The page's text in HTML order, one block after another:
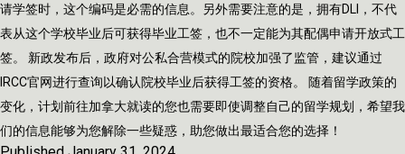
请学签时，这个编码是必需的信息。另外需要注意的是，拥有DLI，不代
表从这个学校毕业后可获得毕业工签，也不一定能为其配偶申请开放式工
签。 新政发布后，政府对公私合营模式的院校加强了监管，建议通过
IRCC官网进行查询以确认院校毕业后获得工签的资格。 随着留学政策的
变化，计划前往加拿大就读的您也需要即使调整自己的留学规划，希望我
们的信息能够为您解除一些疑惑，助您做出最适合您的选择！